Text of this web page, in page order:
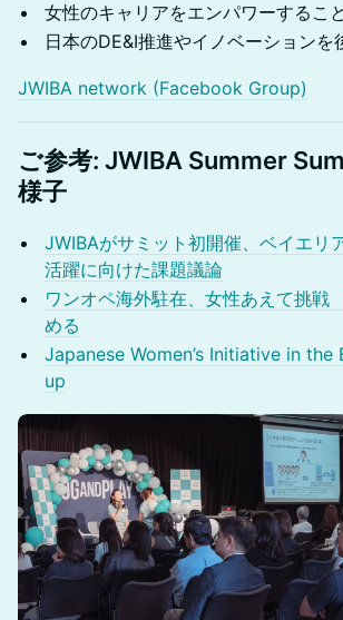
女性のキャリアをエンパワーするこ
日本のDE&I推進やイノベーションを
JWIBA network (Facebook Group)
ご参考: JWIBA Summer
様子
JWIBAがサミット初開催、ベイエリ
活躍に向けた課題議論
ワンオペ海外駐在、女性あえて挑
める
Japanese Women’s Initiative in
up